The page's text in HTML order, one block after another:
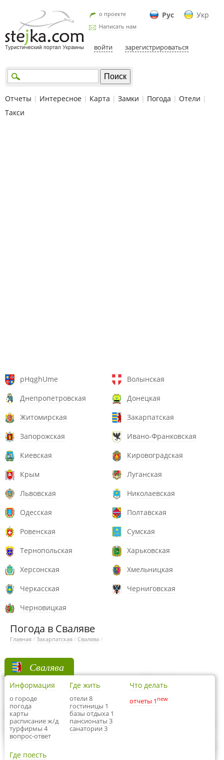
Рус Укр
о проекте
Написать нам
войти зарегистрироваться
Отчеты | Интересное | Карта | Замки | Погода | Отели |
Такси
pHqghUme
Волынская
Днепропетровская
Донецкая
Житомирская
Закарпатская
Запорожская
Ивано-Франковская
Киевская
Кировоградская
Крым
Луганская
Львовская
Николаевская
Одесская
Полтавская
Ровенская
Сумская
Тернопольская
Харьковская
Херсонская
Хмельницкая
Черкасская
Черниговская
Черновицкая
Погода в Сваляве
Главная / Закарпатская / Свалява /
Свалява
Информация
о городе
погода
карты
расписание ж/д
турфирмы 4
вопрос-ответ
Где жить
отели 8
гостиницы 1
базы отдыха 1
пансионаты 3
санатории 3
Что делать
отчеты 1 new
Где поесть